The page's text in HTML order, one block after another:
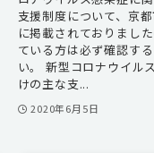
支援制度について、京
に掲載されておりまし
ている方は必ず確認す
い。 新型コロナウイル
けの主な支...
2020年6月5日